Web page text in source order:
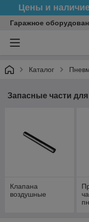
Цены и
Гаражное
Каталог
Запасные части
Клапана
воздушные